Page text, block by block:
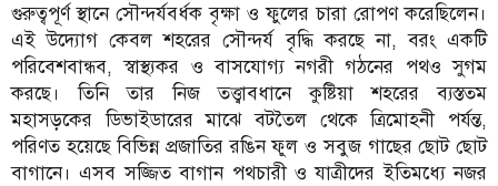
গুরুত্বপূর্ণ স্থানে সৌন্দর্যবর্ধক বৃক্ষা ও ফুলের চারা রোপণ করেছিলেন।
এই উদ্যোগ কেবল শহরের সৌন্দর্য বৃদ্ধি করছে না, বরং একটি
পরিবেশবান্ধব, স্বাস্থ্যকর ও বাসযোগ্য নগরী গঠনের পথও সুগম
করছে। তিনি তার নিজ তত্ত্বাবধানে কুষ্টিয়া শহরের ব্যস্ততম
মহাসড়কের ডিভাইডারের মাঝে বটতৈল থেকে ত্রিমোহনী পর্যন্ত,
পরিণত হয়েছে বিভিন্ন প্রজাতির রঙিন ফুল ও সবুজ গাছের ছোট ছোট
বাগানে। এসব সজ্জিত বাগান পথচারী ও যাত্রীদের ইতিমধ্যে নজর